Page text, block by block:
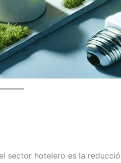
sector hotelero es la